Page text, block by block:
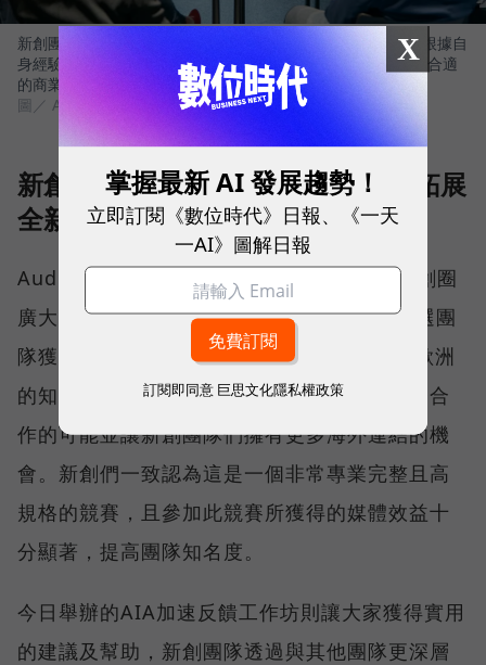
新創團隊於AIA加速反饋工作坊分享自身遭遇的難題，導師團根據自
身經驗及市場觀察來提出最適當的解決方案，幫助新創尋找最合適
的商業模式。
圖／ Audi
新創團隊互相切磋琢磨 打破舊框架拓展
全新視野
Audi Innovation Award繼去年獲得台灣新創圈
廣大迴響後，今年再次盛大舉辦。2019的入選團
隊獲得Audi支持，與業界領袖及來自矽谷與歐洲
的知名創投與加速器代表交流，拓展更多商務合
作的可能並讓新創團隊們擁有更多海外連結的機
會。新創們一致認為這是一個非常專業完整且高
規格的競賽，且參加此競賽所獲得的媒體效益十
分顯著，提高團隊知名度。
今日舉辦的AIA加速反饋工作坊則讓大家獲得實用
的建議及幫助，新創團隊透過與其他團隊更深層
X
掌握最新 AI 發展趨勢！
立即訂閱《數位時代》日報、《一天
一AI》圖解日報
訂閱即同意 巨思文化隱私權政策